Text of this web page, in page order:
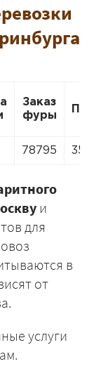
Заказ
фуры
78795 35020
и
для
в
от
услуги